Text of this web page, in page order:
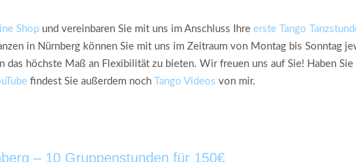
Shop und vereinbaren Sie mit uns im Anschluss Ihre erste Tango
in Nürnberg können Sie mit uns im Zeitraum von Montag bis Sonntag
das höchste Maß an Flexibilität zu bieten. Wir freuen uns auf Sie! Haben Sie
findest Sie außerdem noch Tango Videos von mir.
– 10 Gruppenstunden für 150€